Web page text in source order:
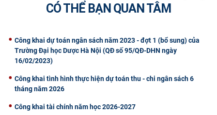
CÓ THỂ BẠN QUAN TÂM
Công khai dự toán ngân sách năm 2023 - đợt 1 (bổ sung) của
Trường Đại học Dược Hà Nội (QĐ số 95/QĐ-DHN ngày
16/02/2023)
Công khai tình hình thực hiện dự toán thu - chi ngân sách 6
tháng năm 2026
Công khai tài chính năm học 2026-2027